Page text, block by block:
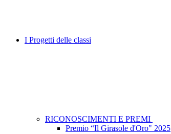
I Progetti delle classi
RICONOSCIMENTI E PREMI
Premio “Il Girasole d'Oro" 2025